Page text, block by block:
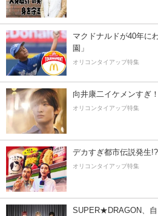
マクドナルドが40年に
園」
オリコンタイアップ特集
向井康二イケメンすぎ
オリコンタイアップ特集
デカすぎ都市伝説発生
オリコンタイアップ特集
SUPER★DRAGON、自